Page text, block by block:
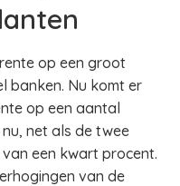
op een groot
banken. Nu komt er
op een aantal
net als de twee
een kwart procent.
van de